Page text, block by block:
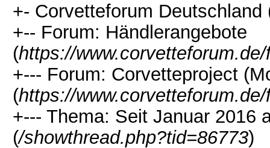
+- Corvetteforum Deutschland
+-- Forum: Händlerangebote
(https://
+--- Forum: Corvetteproject
(https://
+--- Thema: Seit Januar 2016
(/showthread.php?tid=86773)